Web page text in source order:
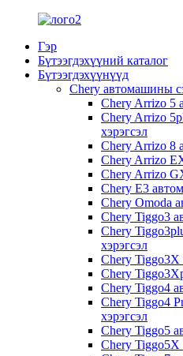
Гэр
Бүтээгдэхүүний каталог
Бүтээгдэхүүнүүд
Chery автомашины
Chery Arrizo 5
Chery Arrizo
хэрэгсэл
Chery Arrizo 8
Chery Arrizo
Chery Arrizo
Chery E3
Chery Omoda
Chery Tiggo3
Chery
хэрэгсэл
Chery Tiggo3X
Chery
Chery Tiggo4
Chery Tiggo4
хэрэгсэл
Chery Tiggo5
Chery Tiggo5X